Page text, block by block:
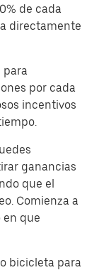
de cada
directamente
para
por cada
incentivos
ganancias
que el
Comienza a
en que
bicicleta para